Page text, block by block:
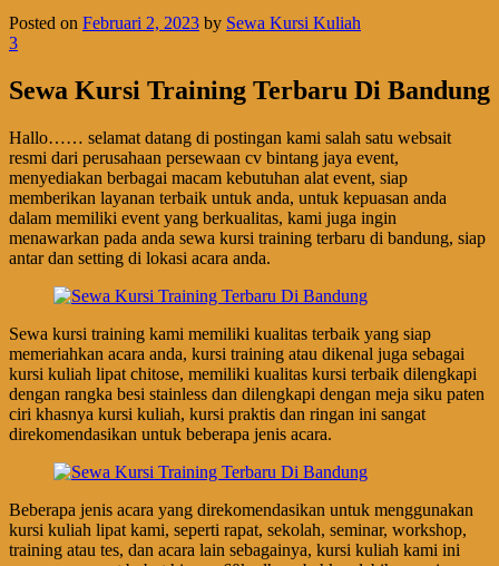
Posted on Februari 2, 2023 by Sewa Kursi Kuliah
3
Sewa Kursi Training Terbaru Di Bandung
Hallo…… selamat datang di postingan kami salah satu websait
resmi dari perusahaan persewaan cv bintang jaya event,
menyediakan berbagai macam kebutuhan alat event, siap
memberikan layanan terbaik untuk anda, untuk kepuasan anda
dalam memiliki event yang berkualitas, kami juga ingin
menawarkan pada anda sewa kursi training terbaru di bandung, siap
antar dan setting di lokasi acara anda.
Sewa kursi training kami memiliki kualitas terbaik yang siap
memeriahkan acara anda, kursi training atau dikenal juga sebagai
kursi kuliah lipat chitose, memiliki kualitas kursi terbaik dilengkapi
dengan rangka besi stainless dan dilengkapi dengan meja siku paten
ciri khasnya kursi kuliah, kursi praktis dan ringan ini sangat
direkomendasikan untuk beberapa jenis acara.
Beberapa jenis acara yang direkomendasikan untuk menggunakan
kursi kuliah lipat kami, seperti rapat, sekolah, seminar, workshop,
training atau tes, dan acara lain sebagainya, kursi kuliah kami ini